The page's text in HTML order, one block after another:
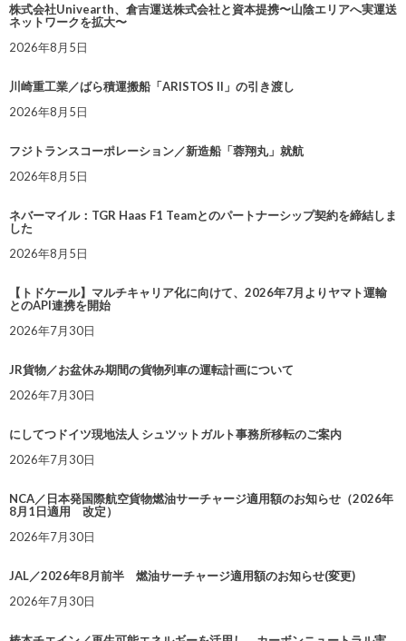
株式会社Univearth、倉吉運送株式会社と資本提携〜山陰エリアへ実運送
ネットワークを拡大〜
2026年8月5日
川崎重工業／ばら積運搬船「ARISTOS II」の引き渡し
2026年8月5日
フジトランスコーポレーション／新造船「蓉翔丸」就航
2026年8月5日
ネバーマイル：TGR Haas F1 Teamとのパートナーシップ契約を締結しま
した
2026年8月5日
【トドケール】マルチキャリア化に向けて、2026年7月よりヤマト運輸
とのAPI連携を開始
2026年7月30日
JR貨物／お盆休み期間の貨物列車の運転計画について
2026年7月30日
にしてつドイツ現地法人 シュツットガルト事務所移転のご案内
2026年7月30日
NCA／日本発国際航空貨物燃油サーチャージ適用額のお知らせ（2026年
8月1日適用 改定）
2026年7月30日
JAL／2026年8月前半 燃油サーチャージ適用額のお知らせ(変更)
2026年7月30日